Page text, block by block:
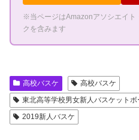
※当ページはAmazonアソシエイト
クを含みます
高校バスケ
高校バスケ
東北高等学校男女新人バスケット
2019新人バスケ